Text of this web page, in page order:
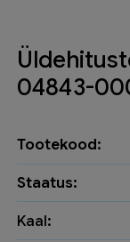
04843-
Tootekood:
Staatus:
Kaal: